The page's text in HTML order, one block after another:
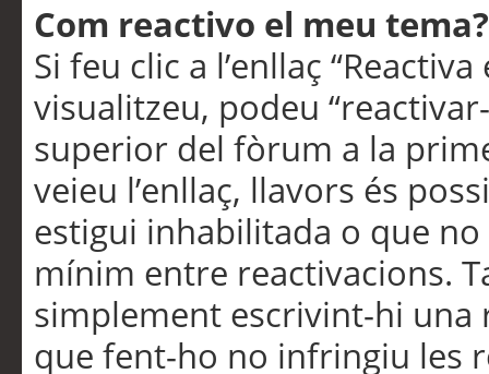
Com reactivo el meu tema?
Si feu clic a l’enllaç
visualitzeu, podeu
superior del fòrum a la
veieu l’enllaç, llavors és
estigui inhabilitada o que
mínim entre reactivacions.
simplement escrivint-hi una
que fent-ho no infringiu les